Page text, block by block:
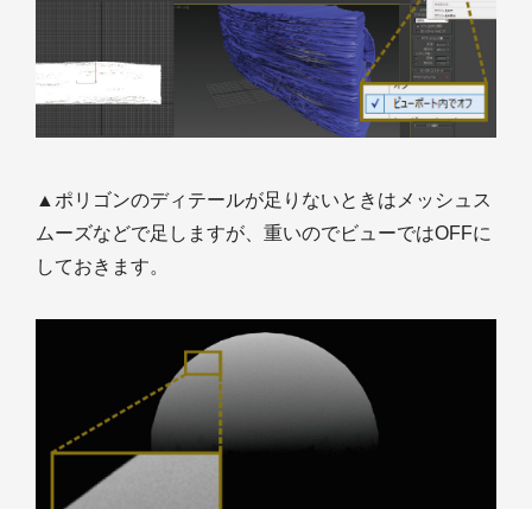
▲ポリゴンのディテールが足りないときはメッシュス
ムーズなどで足しますが、重いのでビューではOFFに
しておきます。